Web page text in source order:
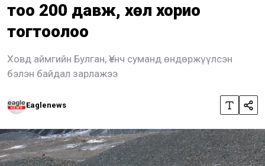
тоо 200 давж, хөл хорио
тогтоолоо
Ховд аймгийн Булган, Үенч суманд өндөржүүлсэн
бэлэн байдал зарлажээ
Eaglenews